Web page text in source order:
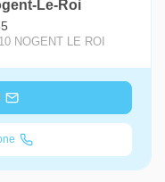
Le-Roi
NOGENT LE ROI